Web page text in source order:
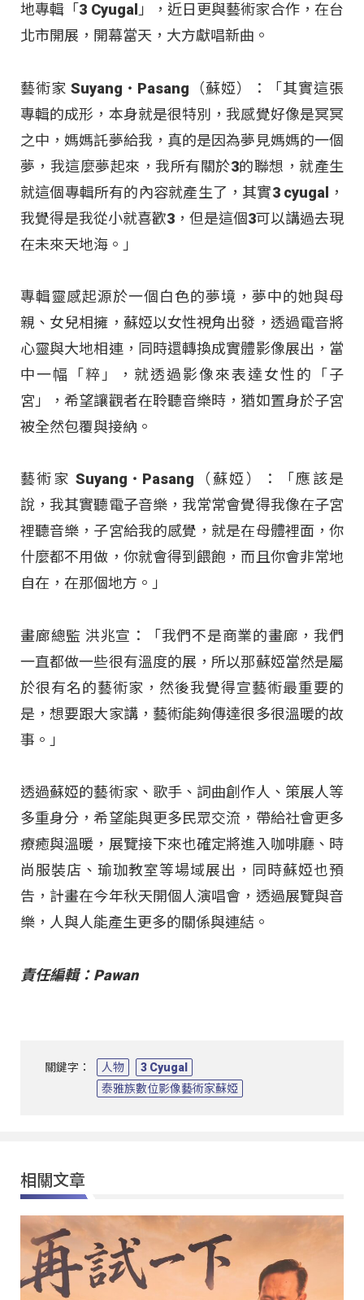
地專輯「3 Cyugal」，近日更與藝術家合作，在台
北市開展，開幕當天，大方獻唱新曲。
藝術家 Suyang‧Pasang（蘇婭）：「其實這張
專輯的成形，本身就是很特別，我感覺好像是冥冥
之中，媽媽託夢給我，真的是因為夢見媽媽的一個
夢，我這麼夢起來，我所有關於3的聯想，就產生
就這個專輯所有的內容就產生了，其實3 cyugal，
我覺得是我從小就喜歡3，但是這個3可以講過去現
在未來天地海。」
專輯靈感起源於一個白色的夢境，夢中的她與母
親、女兒相擁，蘇婭以女性視角出發，透過電音將
心靈與大地相連，同時還轉換成實體影像展出，當
中一幅「粹」，就透過影像來表達女性的「子
宮」，希望讓觀者在聆聽音樂時，猶如置身於子宮
被全然包覆與接納。
藝術家 Suyang‧Pasang（蘇婭）：「應該是
說，我其實聽電子音樂，我常常會覺得我像在子宮
裡聽音樂，子宮給我的感覺，就是在母體裡面，你
什麼都不用做，你就會得到餵飽，而且你會非常地
自在，在那個地方。」
畫廊總監 洪兆宣：「我們不是商業的畫廊，我們
一直都做一些很有溫度的展，所以那蘇婭當然是屬
於很有名的藝術家，然後我覺得宣藝術最重要的
是，想要跟大家講，藝術能夠傳達很多很溫暖的故
事。」
透過蘇婭的藝術家、歌手、詞曲創作人、策展人等
多重身分，希望能與更多民眾交流，帶給社會更多
療癒與溫暖，展覽接下來也確定將進入咖啡廳、時
尚服裝店、瑜珈教室等場域展出，同時蘇婭也預
告，計畫在今年秋天開個人演唱會，透過展覽與音
樂，人與人能產生更多的關係與連結。
責任編輯：Pawan
關鍵字： 人物
3 Cyugal
泰雅族數位影像藝術家蘇婭
相關文章